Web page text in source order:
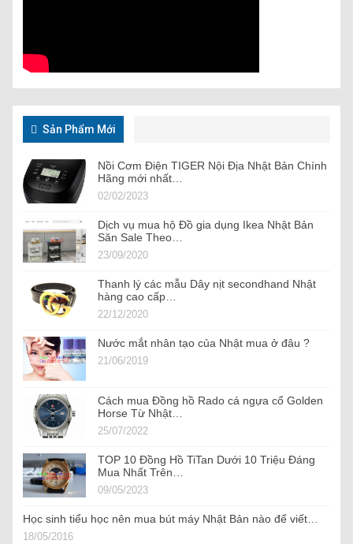
Sản Phẩm Mới
Nồi Cơm Điện TIGER Nội Địa Nhật Bản Chính
Hãng mới nhất…
02/02/2023
Dịch vụ mua hộ Đồ gia dụng Ikea Nhật Bản
Săn Sale Theo…
23/09/2020
Thanh lý các mẫu Dây nịt secondhand Nhật
hàng cao cấp…
22/12/2020
Nước mắt nhân tạo của Nhật mua ở đâu ?
21/06/2019
Cách mua Đồng hồ Rado cá ngựa cổ Golden
Horse Từ Nhật…
25/07/2022
TOP 10 Đồng Hồ TiTan Dưới 10 Triệu Đáng
Mua Nhất Trên…
09/05/2023
Học sinh tiểu học nên mua bút máy Nhật Bản nào để viết…
18/05/2016